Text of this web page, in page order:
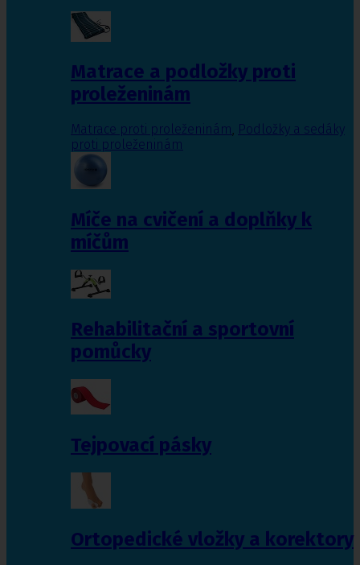
Matrace a podložky proti
proleženinám
Matrace proti proleženinám, Podložky a sedáky
proti proleženinám
Míče na cvičení a doplňky k
míčům
Rehabilitační a sportovní
pomůcky
Tejpovací pásky
Ortopedické vložky a korektory